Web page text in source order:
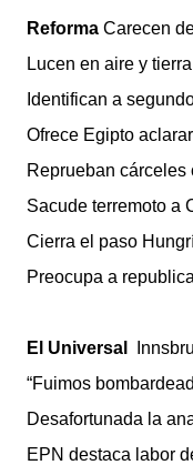
Reforma Carecen
Lucen en aire y tierra
Identifican a
Ofrece Egipto
Reprueban cárceles
Sacude terremoto a
Cierra el paso
Preocupa a
El Universal
“Fuimos
Desafortunada la
EPN destaca labor